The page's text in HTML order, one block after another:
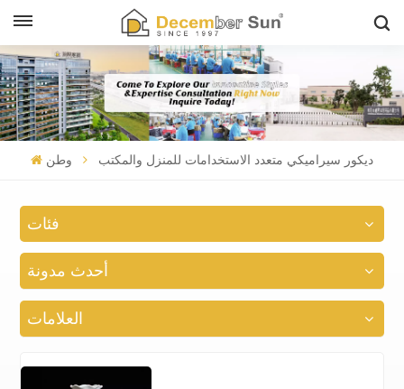
وطن ديكور سيراميكي متعدد الاستخدامات للمنزل والمكتب
فئات
أحدث مدونة
العلامات